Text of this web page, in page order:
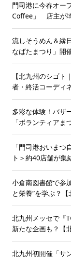
門司港に今春オー
Coffee」 店主が
流しそうめん＆縁
なばたまつり」開
【北九州のシゴ
者・終活コーディ
多彩な体験！バザ
「ボランティアま
「門司港おいま
ト＞約40店舗が集
小倉南図書館で参
と栄養”を学ぶ？【
北九州メッセで『
新たな企画も？【
北九州初開催「サ